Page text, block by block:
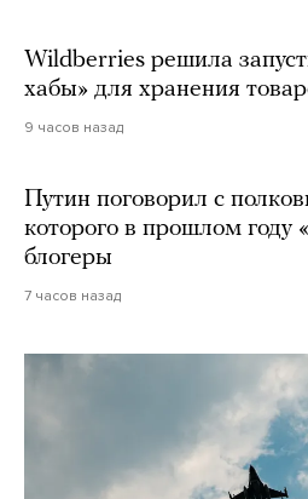
Wildberries решила
хабы» для хранения
9 часов назад
Путин поговорил с
которого в прошлом году
блогеры
7 часов назад